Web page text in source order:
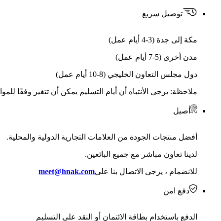
توصيل سريع
مكة إلى جدة (3-4 أيام عمل)
مدن أخرى (5-7 أيام عمل)
دول مجلس التعاون الخليجي (8-10 أيام عمل)
ملاحظة: يرجى الأنتباه أن أيام التسليم يمكن أن تتغير وفقًا
أصيل
أفضل منتجات الجودة من العلامات التجارية الدولية والمحلية.
لدينا تعاون مباشر مع جميع البائعين.
للانضمام ، يرجى الاتصال بنا علىmeet@hnak.com
دفع امن
الدفع باستخدام بطاقة الائتمان أو النقد على التسليم